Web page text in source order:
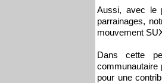
Aussi, avec le
parrainages,
mouvement
Dans cette
communautaire
pour une